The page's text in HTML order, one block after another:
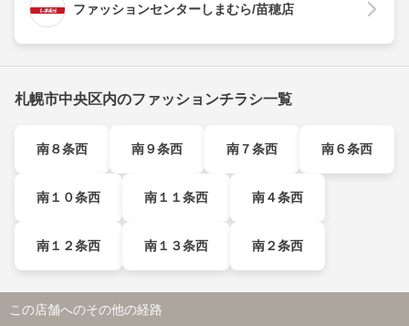
ファッションセンターしまむら/苗穂店
札幌市中央区内のファッションチラシ一覧
南８条西 南９条西 南７条西 南６条西
南１０条西 南１１条西 南４条西
南１２条西 南１３条西 南２条西
この店舗へのその他の経路